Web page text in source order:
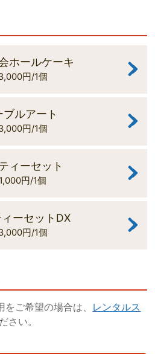
ホールケーキ
円/1個
ブルアート
円/1個
ィーセット
円/1個
ーセットDX
円/1個
ご希望の場合は、 レンタルス
さい。